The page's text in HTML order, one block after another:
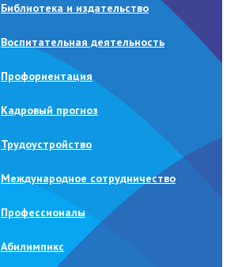
Библиотека и издательство
Воспитательная деятельность
Профориентация
Кадровый прогноз
Трудоустройство
Международное сотрудничество
Профессионалы
Абилимпикс